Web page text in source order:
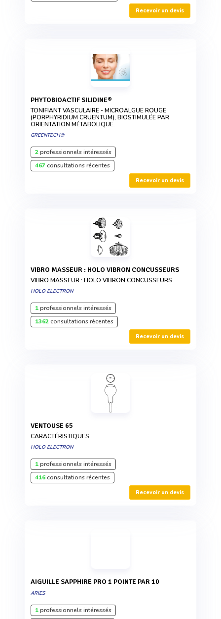
Recevoir un devis
PHYTOBIOACTIF SILIDINE®
TONIFIANT VASCULAIRE - MICROALGUE ROUGE
(PORPHYRIDIUM CRUENTUM), BIOSTIMULÉE PAR
ORIENTATION MÉTABOLIQUE.
GREENTECH®
2professionnels intéressés
467consultations récentes
Recevoir un devis
VIBRO MASSEUR : HOLO VIBRON CONCUSSEURS
VIBRO MASSEUR : HOLO VIBRON CONCUSSEURS
HOLO ELECTRON
1professionnels intéressés
1362consultations récentes
Recevoir un devis
VENTOUSE 65
CARACTÉRISTIQUES
HOLO ELECTRON
1professionnels intéressés
416consultations récentes
Recevoir un devis
AIGUILLE SAPPHIRE PRO 1 POINTE PAR 10
ARIES
1professionnels intéressés